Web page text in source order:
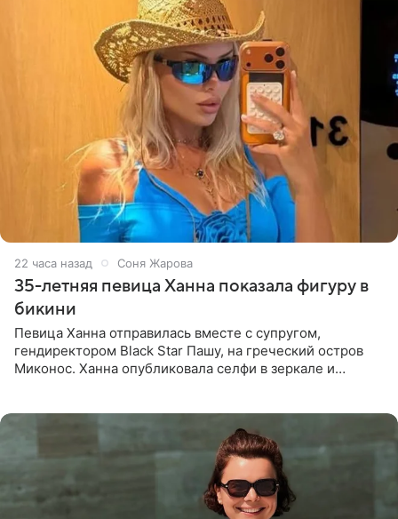
22 часа назад Соня Жарова
35-летняя певица Ханна показала фигуру в
бикини
Певица Ханна отправилась вместе с супругом,
гендиректором Black Star Пашу, на греческий остров
Миконос. Ханна опубликовала селфи в зеркале и